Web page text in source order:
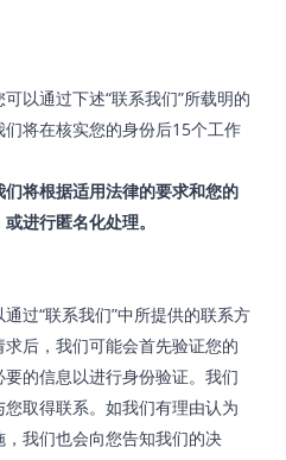
以通过下述“联系我们”所载明的
将在核实您的身份后15个工作
将根据适用法律的要求和您的
进行匿名化处理。
过“联系我们”中所提供的联系方
后，我们可能会首先验证您的
的信息以进行身份验证。我们
取得联系。如我们有理由认为
我们也会向您告知我们的决